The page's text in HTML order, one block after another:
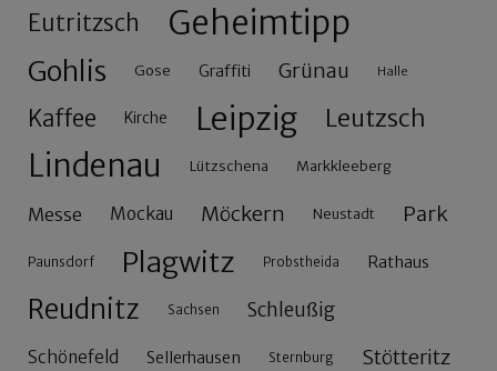
Eutritzsch Geheimtipp
Gohlis Gose Graffiti Grünau Halle
Kaffee Kirche Leipzig Leutzsch
Lindenau Lützschena Markkleeberg
Messe Mockau Möckern Neustadt Park
Paunsdorf Plagwitz Probstheida Rathaus
Reudnitz Sachsen Schleußig
Schönefeld Sellerhausen Sternburg Stötteritz